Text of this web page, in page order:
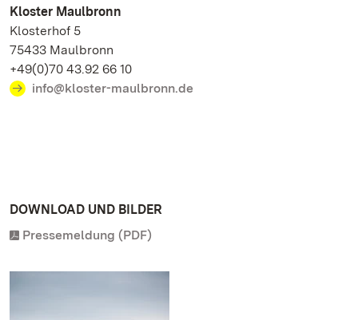
Kloster Maulbronn
Klosterhof 5
75433 Maulbronn
+49(0)70 43.92 66 10
info@kloster-maulbronn.de
DOWNLOAD UND BILDER
Pressemeldung (PDF)